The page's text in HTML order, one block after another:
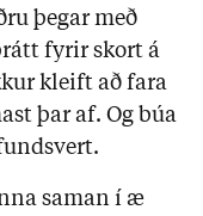
þegar með
fyrir skort á
kleift að fara
þar af. Og búa
saman í æ